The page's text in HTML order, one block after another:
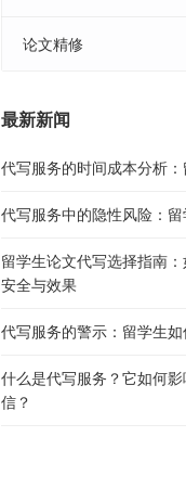
论文精修
最新新闻
代写服务的时间成本分析
代写服务中的隐性风险：留
留学生论文代写选择指南
安全与效果
代写服务的警示：留学生
什么是代写服务？它如何
信？